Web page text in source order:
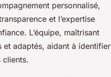
personnalisé,
et l’expertise
L’équipe, maîtrisant
et adaptés, aidant à identifier
clients.